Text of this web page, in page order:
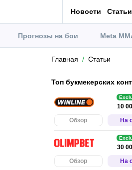
Новости Статьи
Прогнозы на бои Meta
Главная Статьи
Топ букмекерских
10
Обзор
На
30
Обзор
На